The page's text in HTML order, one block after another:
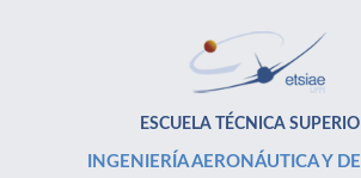
ESCUELA TÉCNICA
INGENIERÍA AERONÁUTICA Y